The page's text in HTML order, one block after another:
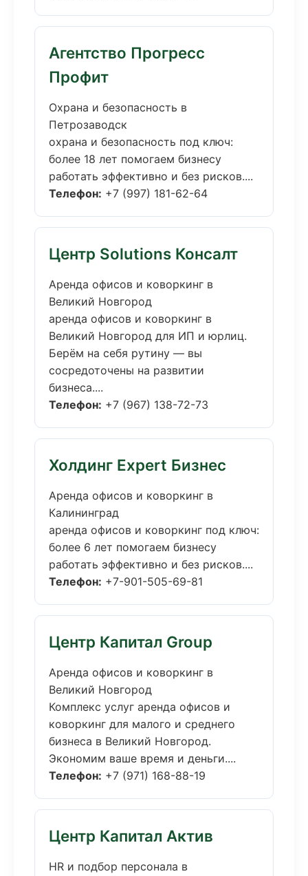
Агентство Прогресс
Профит
Охрана и безопасность в
Петрозаводск
охрана и безопасность под ключ:
более 18 лет помогаем бизнесу
работать эффективно и без рисков....
Телефон: +7 (997) 181-62-64
Центр Solutions Консалт
Аренда офисов и коворкинг в
Великий Новгород
аренда офисов и коворкинг в
Великий Новгород для ИП и юрлиц.
Берём на себя рутину — вы
сосредоточены на развитии
бизнеса....
Телефон: +7 (967) 138-72-73
Холдинг Expert Бизнес
Аренда офисов и коворкинг в
Калининград
аренда офисов и коворкинг под ключ:
более 6 лет помогаем бизнесу
работать эффективно и без рисков....
Телефон: +7-901-505-69-81
Центр Капитал Group
Аренда офисов и коворкинг в
Великий Новгород
Комплекс услуг аренда офисов и
коворкинг для малого и среднего
бизнеса в Великий Новгород.
Экономим ваше время и деньги....
Телефон: +7 (971) 168-88-19
Центр Капитал Актив
HR и подбор персонала в